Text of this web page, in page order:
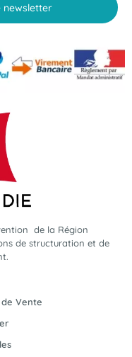
newsletter
de la Région
de structuration et de
Vente